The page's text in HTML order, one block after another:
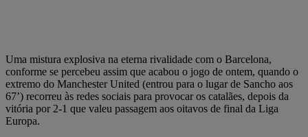
Uma mistura explosiva na eterna rivalidade com o Barcelona,
conforme se percebeu assim que acabou o jogo de ontem, quando o
extremo do Manchester United (entrou para o lugar de Sancho aos
67’) recorreu às redes sociais para provocar os catalães, depois da
vitória por 2-1 que valeu passagem aos oitavos de final da Liga
Europa.